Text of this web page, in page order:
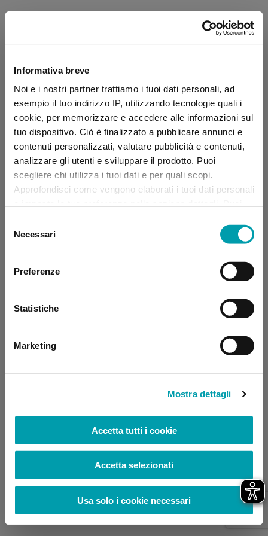
Informativa breve
Noi e i nostri partner trattiamo i tuoi dati personali, ad
esempio il tuo indirizzo IP, utilizzando tecnologie quali i
cookie, per memorizzare e accedere alle informazioni sul
tuo dispositivo. Ciò è finalizzato a pubblicare annunci e
contenuti personalizzati, valutare pubblicità e contenuti,
analizzare gli utenti e sviluppare il prodotto. Puoi
scegliere chi utilizza i tuoi dati e per quali scopi.
Approfondisci come vengono elaborati i tuoi dati personali
momento dalla Dichiarazione sui “
delNecessari
Preferenze
Statistiche
Marketing
Mostra dettagli
Accetta tutti i cookie
Accetta selezionati
Usa solo i cookie necessari
Application error: a client-side exception has occurred (see the
browser console for more information)